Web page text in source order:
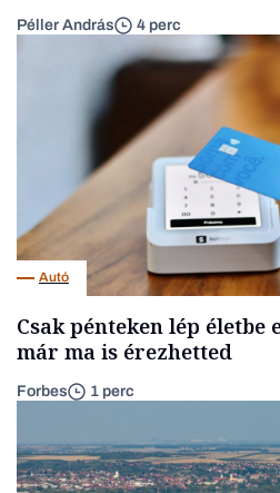
Péller András 4 perc
Autó
Csak pénteken lép életbe
már ma is érezhetted
Forbes 1 perc